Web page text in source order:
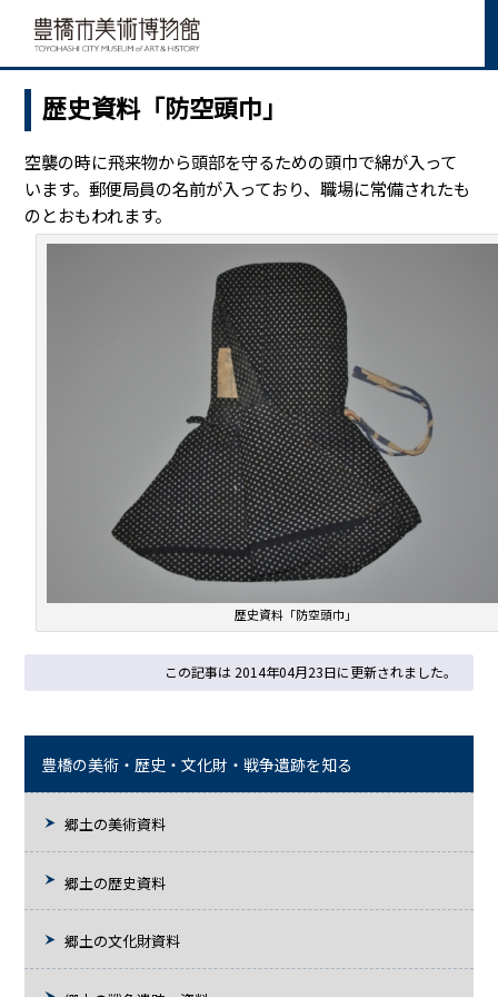
歴史資料「防空頭巾」
空襲の時に飛来物から頭部を守るための頭巾で綿が入って
います。郵便局員の名前が入っており、職場に常備されたも
のとおもわれます。
歴史資料「防空頭巾」
この記事は 2014年04月23日に更新されました。
豊橋の美術・歴史・文化財・戦争遺跡を知る
郷土の美術資料
郷土の歴史資料
郷土の文化財資料